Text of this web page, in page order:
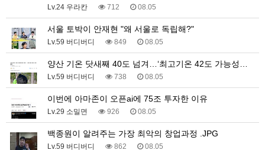
Lv.24 우라칸 712 08.05
서울 토박이 안재현 "왜 서울로 독립해?"
Lv.59 버디버디 849 08.05
양산 기온 닷새째 40도 넘겨…‘최고기온 42도 가능성…
Lv.59 버디버디 738 08.05
이번에 아마존이 오픈ai에 75조 투자한 이유
Lv.29 소밀면 926 08.05
백종원이 알려주는 가장 최악의 창업과정 .JPG
Lv.59 버디버디 862 08.05